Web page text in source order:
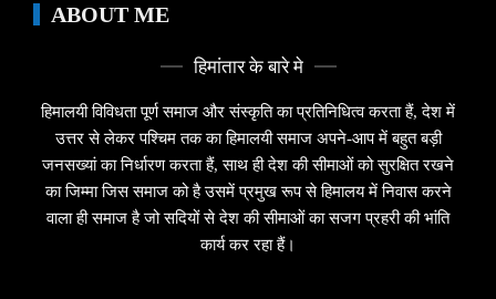
ABOUT ME
हिमांतार के बारे मे
हिमालयी विविधता पूर्ण समाज और संस्कृति का प्रतिनिधित्व करता हैं, देश में
उत्तर से लेकर पश्चिम तक का हिमालयी समाज अपने-आप में बहुत बड़ी
जनसख्यां का निर्धारण करता हैं, साथ ही देश की सीमाओं को सुरक्षित रखने
का जिम्मा जिस समाज को है उसमें प्रमुख रूप से हिमालय में निवास करने
वाला ही समाज है जो सदियों से देश की सीमाओं का सजग प्रहरी की भांति
कार्य कर रहा हैं।